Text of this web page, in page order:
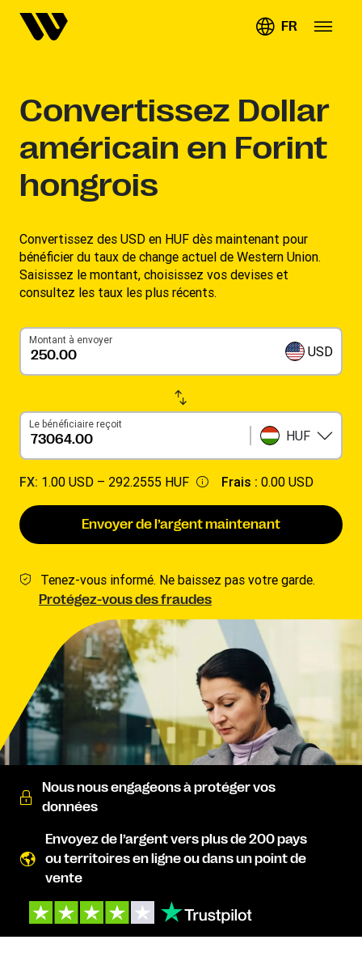
FR
Convertissez Dollar
américain en Forint
hongrois
Convertissez des USD en HUF dès maintenant pour
bénéficier du taux de change actuel de Western Union.
Saisissez le montant, choisissez vos devises et
consultez les taux les plus récents.
Montant à envoyer
USD
Le bénéficiaire reçoit
HUF
FX: 1.00 USD – 292.2555 HUF Frais : 0.00 USD
Envoyer de l’argent maintenant
Tenez-vous informé. Ne baissez pas votre garde.
Protégez-vous des fraudes
Nous nous engageons à protéger vos
données
Envoyez de l’argent vers plus de 200 pays
ou territoires en ligne ou dans un point de
vente